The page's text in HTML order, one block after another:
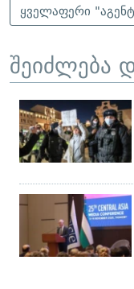
ყველაფერი
შეიძლება